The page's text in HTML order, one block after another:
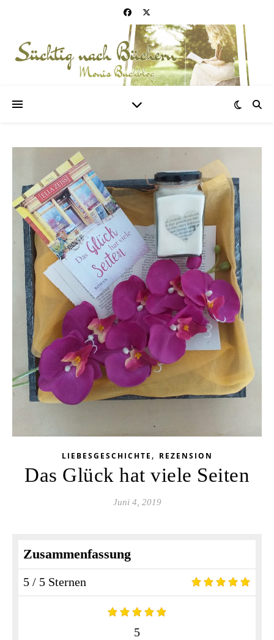
LIEBESGESCHICHTE , REZENSION
Das Glück hat viele Seiten
Juni 4, 2019
Zusammenfassung
5 / 5 Sternen
5